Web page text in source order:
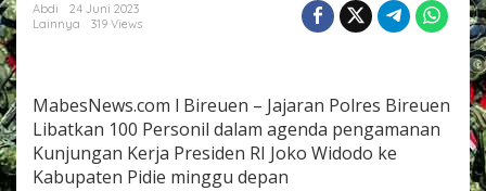
e
e
n
P
Abdi
24 Juni 2023
Lainnya
319 Views
MabesNews.com l Bireuen – Jajaran Polres Bireuen
Libatkan 100 Personil dalam agenda pengamanan
Kunjungan Kerja Presiden RI Joko Widodo ke
Kabupaten Pidie minggu depan